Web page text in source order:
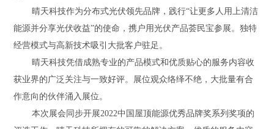
晴天科技作为分布式光伏领先品牌，践行“让更多人用上清洁
能源并分享光伏收益”的使命，携户用光伏产品荟民宝参展。独特
经营模式与高新技术吸引大批客户驻足。
晴天科技凭借成熟专业的产品模式和优质贴心的服务内容收
获业界的广泛关注与一致好评。展位观众络绎不绝，大批量有合
作意向的伙伴涌入展位。
本次展会同步开展2022中国屋顶能源优秀品牌奖系列奖项的